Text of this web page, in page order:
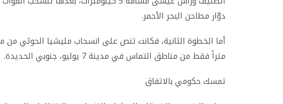
دوّار مطاحن البحر الأحمر.
متراً فقط من مناطق التماس في مدينة 7 يوليو، جنوبي الحديدة
.
تمسك حكومي بالاتفاق